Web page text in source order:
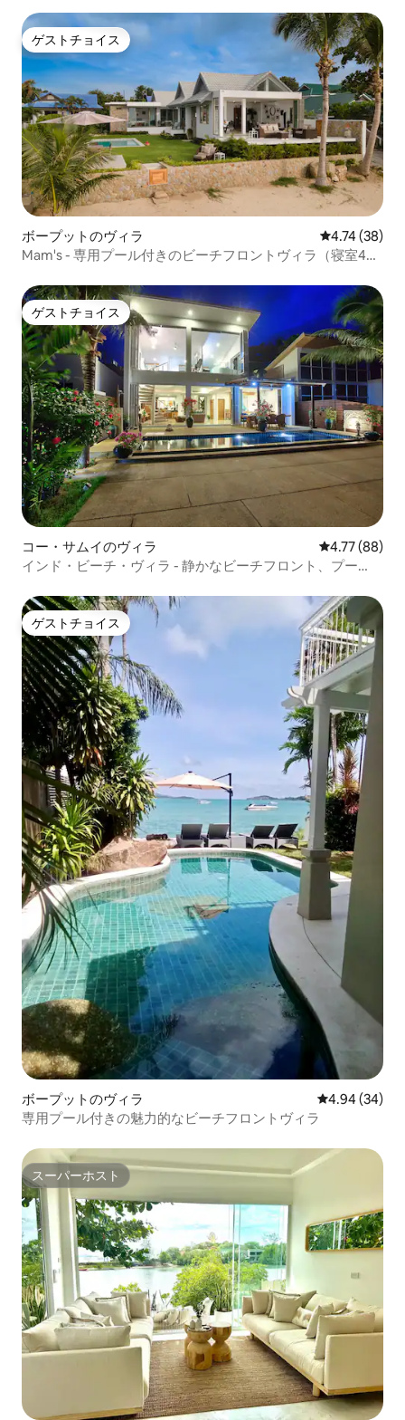
ゲストチョイス
ゲストチョイス
ボープットのヴィラ レビュー38
4.74 (38)
Mam's - 専用プール付きのビーチフロントヴィラ（寝室4
ゲストチョイス
ゲストチョイス
コー・サムイのヴィラ レビュー88
4.77 (88)
インド・ビーチ・ヴィラ - 静かなビーチフロント、プー
ゲストチョイス
ゲストチョイス
ボープットのヴィラ レビュー34
4.94 (34)
専用プール付きの魅力的なビーチフロントヴィラ
スーパーホスト
スーパーホスト